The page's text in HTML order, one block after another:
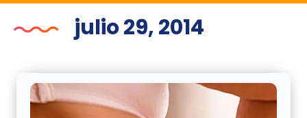
julio 29, 2014